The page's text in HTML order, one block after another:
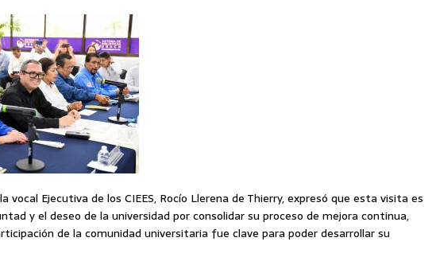
vocal Ejecutiva de los CIEES, Rocío Llerena de Thierry, expresó que esta visita es
y el deseo de la universidad por consolidar su proceso de mejora continua,
de la comunidad universitaria fue clave para poder desarrollar su